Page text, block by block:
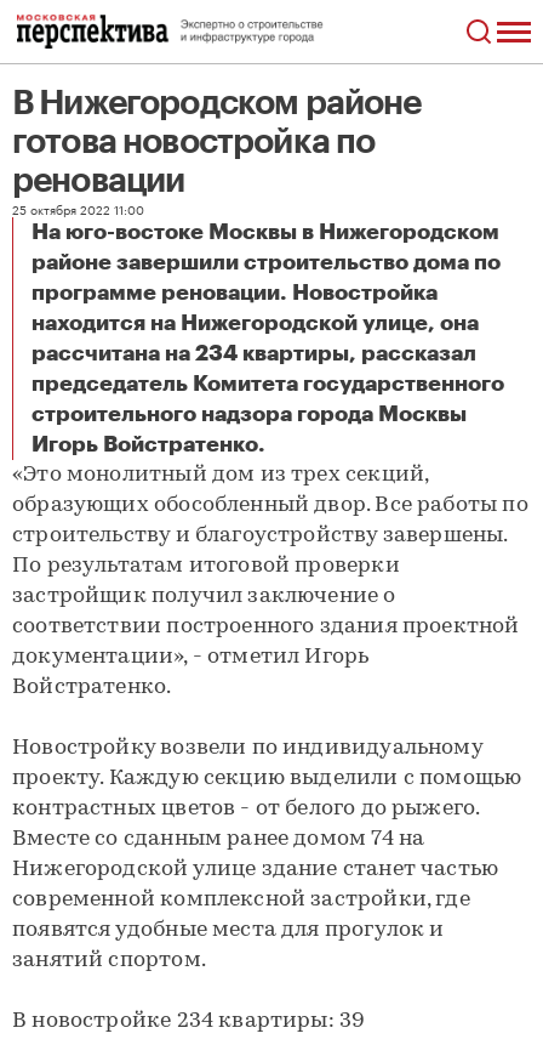
В Нижегородском районе
готова новостройка по
реновации
25 октября 2022 11:00
На юго-востоке Москвы в Нижегородском
районе завершили строительство дома по
программе реновации. Новостройка
находится на Нижегородской улице, она
рассчитана на 234 квартиры, рассказал
председатель Комитета государственного
строительного надзора города Москвы
Игорь Войстратенко.
«Это монолитный дом из трех секций,
образующих обособленный двор. Все работы по
строительству и благоустройству завершены.
По результатам итоговой проверки
застройщик получил заключение о
соответствии построенного здания проектной
документации», - отметил Игорь
Войстратенко.
Новостройку возвели по индивидуальному
проекту. Каждую секцию выделили с помощью
контрастных цветов - от белого до рыжего.
Вместе со сданным ранее домом 74 на
Нижегородской улице здание станет частью
современной комплексной застройки, где
появятся удобные места для прогулок и
занятий спортом.
В новостройке 234 квартиры: 39